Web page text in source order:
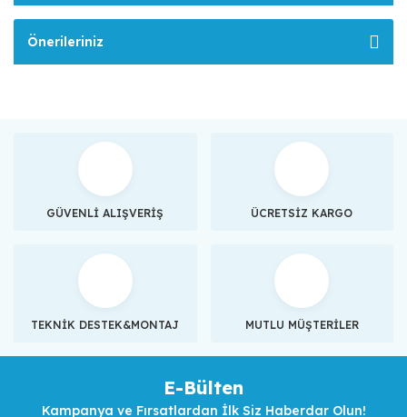
Önerileriniz
GÜVENLİ ALIŞVERİŞ ÜCRETSİZ KARGO
TEKNİK DESTEK&MONTAJ MUTLU MÜŞTERİLER
E-Bülten
Kampanya ve Fırsatlardan İlk Siz Haberdar Olun!